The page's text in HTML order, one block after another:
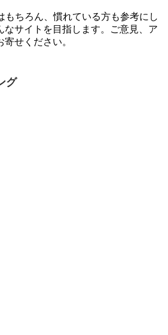
もちろん、慣れている方も参考にし
なサイトを目指します。ご意見、ア
せください。
グ